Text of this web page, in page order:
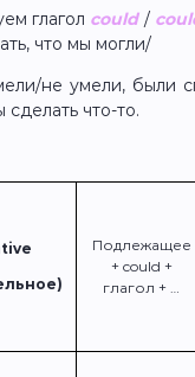
глагол could/
что мы могли/
не умели, были
что-то.
Подлежащее
+ could +
глагол + …